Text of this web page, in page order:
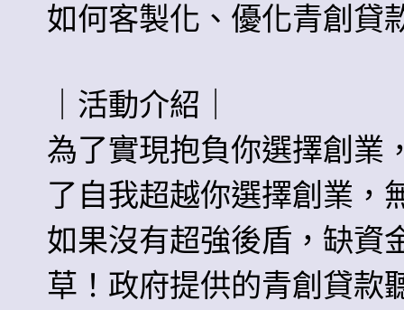
如何客製化、優化青創貸
｜活動介紹｜
為了實現抱負你選擇創業
了自我超越你選擇創業，
如果沒有超強後盾，缺資
草！政府提供的青創貸款